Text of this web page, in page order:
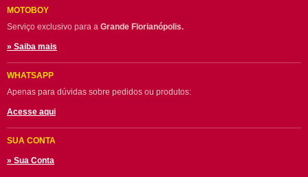
MOTOBOY
Serviço exclusivo para a Grande Florianópolis.
» Saiba mais
WHATSAPP
Apenas para dúvidas sobre pedidos ou produtos:
Acesse aqui
SUA CONTA
» Sua Conta